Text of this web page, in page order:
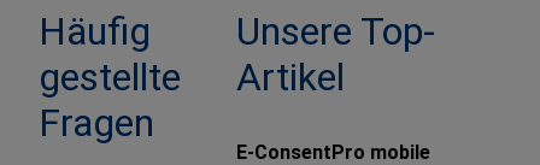
Häufig
gestellte
Fragen
Unsere Top-
Artikel
E-ConsentPro mobile